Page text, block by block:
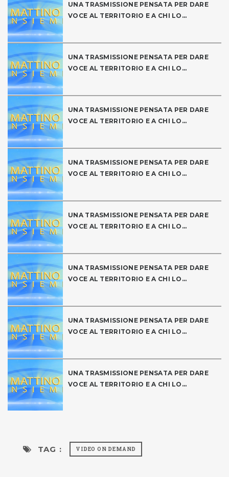
UNA TRASMISSIONE PENSATA PER DARE
VOCE AL TERRITORIO E A CHI LO...
UNA TRASMISSIONE PENSATA PER DARE
VOCE AL TERRITORIO E A CHI LO...
UNA TRASMISSIONE PENSATA PER DARE
VOCE AL TERRITORIO E A CHI LO...
UNA TRASMISSIONE PENSATA PER DARE
VOCE AL TERRITORIO E A CHI LO...
UNA TRASMISSIONE PENSATA PER DARE
VOCE AL TERRITORIO E A CHI LO...
UNA TRASMISSIONE PENSATA PER DARE
VOCE AL TERRITORIO E A CHI LO...
UNA TRASMISSIONE PENSATA PER DARE
VOCE AL TERRITORIO E A CHI LO...
UNA TRASMISSIONE PENSATA PER DARE
VOCE AL TERRITORIO E A CHI LO...
TAG : VIDEO ON DEMAND